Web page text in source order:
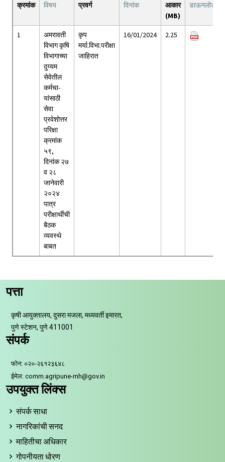
क्रमांक विषय प्रवर्ग दिनांक
आकार
(MB)
डाऊनलोड
1
अमरावती
विभाग कृषि
विभागाच्या
दुय्यम
सेवेतील
कर्मचा-
यांसाठी
सेवा
प्रवेशोत्तर
परिक्षा
क्रमांक
५९,
दिनांक २७
व २८
जानेवारी
२०२४
पात्र
परीक्षार्थीची
बैठक
व्यवस्थे
बाबत
कृप
मर्या.विभा.परीक्षा
जाहिरात
16/01/2024 2.25
पत्ता
कृषी आयुक्तालय, दुसरा मजला, मध्यवर्ती इमारत,
पुणे स्टेशन, पुणे 411001
संपर्क
फोन: ०२०-२६१२३६४८
ईमेल: comm.agripune-mh@gov.in
उपयुक्त लिंक्स
संपर्क साधा
नागरिकांची सनद
माहितीचा अधिकार
गोपनीयता धोरण